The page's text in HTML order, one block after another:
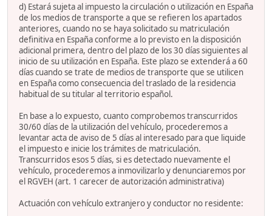
d) Estará sujeta al impuesto la circulación o utilización en España
de los medios de transporte a que se refieren los apartados
anteriores, cuando no se haya solicitado su matriculación
definitiva en España conforme a lo previsto en la disposición
adicional primera, dentro del plazo de los 30 días siguientes al
inicio de su utilización en España. Este plazo se extenderá a 60
días cuando se trate de medios de transporte que se utilicen
en España como consecuencia del traslado de la residencia
habitual de su titular al territorio español.
En base a lo expuesto, cuanto comprobemos transcurridos
30/60 días de la utilización del vehículo, procederemos a
levantar acta de aviso de 5 días al interesado para que liquide
el impuesto e inicie los trámites de matriculación.
Transcurridos esos 5 días, si es detectado nuevamente el
vehículo, procederemos a inmovilizarlo y denunciaremos por
el RGVEH (art. 1 carecer de autorización administrativa)
Actuación con vehículo extranjero y conductor no residente: